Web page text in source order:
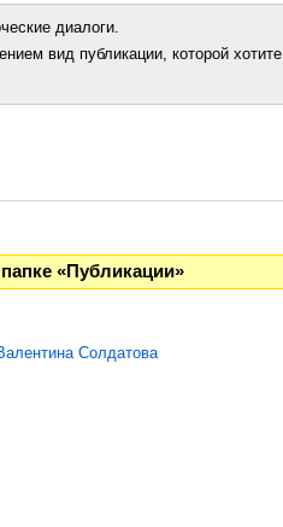
диалоги.
вид публикации, которой хотите
«Публикации»
Солдатова